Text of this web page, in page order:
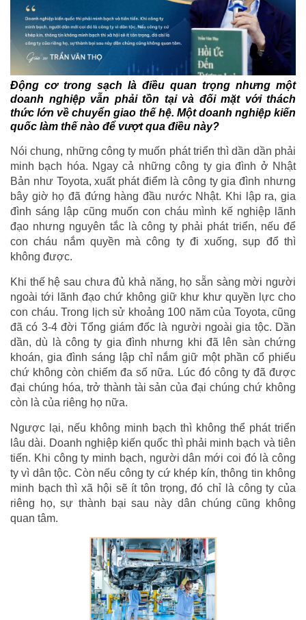
Động cơ trong sạch là điều quan trọng nhưng một
doanh nghiệp vẫn phải tồn tại và đối mặt với thách
thức lớn về chuyển giao thế hệ. Một doanh nghiệp kiến
quốc làm thế nào để vượt qua điều này?
Nói chung, những công ty muốn phát triển thì dần dần phải
minh bạch hóa. Ngay cả những công ty gia đình ở Nhật
Bản như Toyota, xuất phát điểm là công ty gia đình nhưng
bây giờ họ đã đứng hàng đầu nước Nhật. Khi lập ra, gia
đình sáng lập cũng muốn con cháu mình kế nghiệp lãnh
đạo nhưng nguyên tắc là công ty phải phát triển, nếu để
con cháu nắm quyền mà công ty đi xuống, sụp đổ thì
không được.
Khi thế hệ sau chưa đủ khả năng, họ sẵn sàng mời người
ngoài tới lãnh đạo chứ không giữ khư khư quyền lực cho
con cháu. Trong lịch sử khoảng 100 năm của Toyota, cũng
đã có 3-4 đời Tổng giám đốc là người ngoài gia tộc. Dần
dần, dù là công ty gia đình nhưng khi đã lên sàn chứng
khoán, gia đình sáng lập chỉ nắm giữ một phần cổ phiếu
chứ không còn chiếm đa số nữa. Lúc đó công ty đã được
đại chúng hóa, trở thành tài sản của đại chúng chứ không
còn là của riêng họ nữa.
Ngược lại, nếu không minh bạch thì không thể phát triển
lâu dài. Doanh nghiệp kiến quốc thì phải minh bạch và tiên
tiến. Khi công ty minh bạch, người dân mới coi đó là công
ty vì dân tộc. Còn nếu công ty cứ khép kín, thông tin không
minh bạch thì xã hội sẽ ít tôn trọng, đó chỉ là công ty của
riêng họ, sự thành bại sau này dân chúng cũng không
quan tâm.